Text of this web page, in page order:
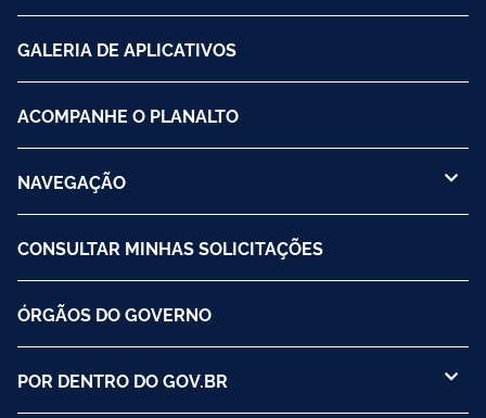
GALERIA DE APLICATIVOS
ACOMPANHE O PLANALTO
NAVEGAÇÃO
CONSULTAR MINHAS SOLICITAÇÕES
ÓRGÃOS DO GOVERNO
POR DENTRO DO GOV.BR